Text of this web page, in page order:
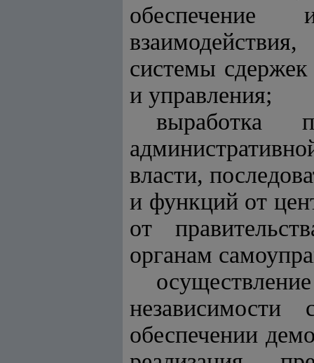
обеспечение
системы сдержек
и управления;
выработка
власти,
и функций от
от
органам
обеспечении